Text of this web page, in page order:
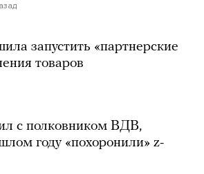
запустить «партнерские
товаров
с полковником ВДВ,
году «похоронили» z-